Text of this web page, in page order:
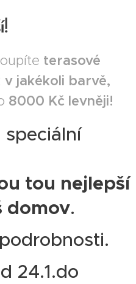
terasové
v jakékoli barvě,
8000 Kč levněji!
speciální
tou nejlepší
domov.
24.1.do